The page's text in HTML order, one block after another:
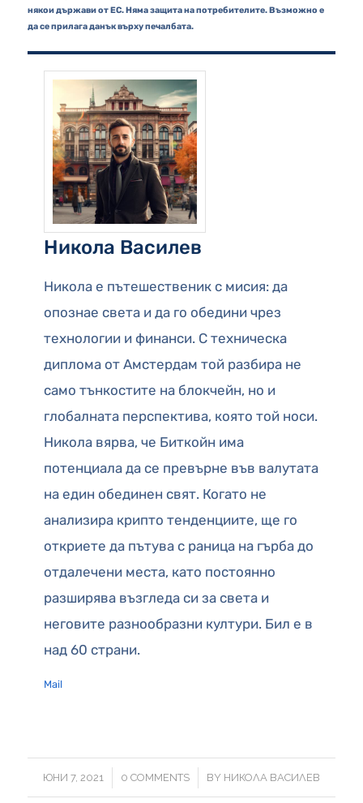
някои държави от ЕС. Няма защита на потребителите. Възможно е
да се прилага данък върху печалбата.
Никола Василев
Никола е пътешественик с мисия: да
опознае света и да го обедини чрез
технологии и финанси. С техническа
диплома от Амстердам той разбира не
само тънкостите на блокчейн, но и
глобалната перспектива, която той носи.
Никола вярва, че Биткойн има
потенциала да се превърне във валутата
на един обединен свят. Когато не
анализира крипто тенденциите, ще го
откриете да пътува с раница на гърба до
отдалечени места, като постоянно
разширява възгледа си за света и
неговите разнообразни култури. Бил е в
над 60 страни.
Mail
ЮНИ 7, 2021
/ 0 COMMENTS
/ BY НИКОЛА ВАСИЛЕВ